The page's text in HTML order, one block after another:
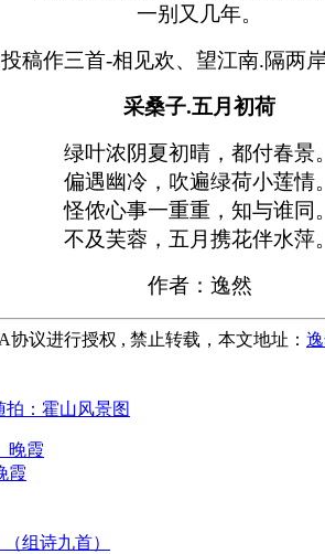
一别又几年。
采桑子.五月初荷
绿叶浓阴夏初晴，都付春景。
偏遇幽冷，吹遍绿荷小莲情。
怪侬心事一重重，知与谁同。
不及芙蓉，五月携花伴水萍。
作者：逸然
议进行授权 , 禁止转载，本文地址：
拍：霍山风景图
霞